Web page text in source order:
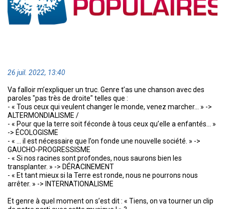
26 juil. 2022, 13:40
Va falloir m’expliquer un truc. Genre t’as une chanson avec des
paroles "pas très de droite" telles que :
- « Tous ceux qui veulent changer le monde, venez marcher… » ->
ALTERMONDIALISME /
- « Pour que la terre soit féconde à tous ceux qu’elle a enfantés… »
-> ÉCOLOGISME
- « … il est nécessaire que l’on fonde une nouvelle société. » ->
GAUCHO-PROGRESSISME
- « Si nos racines sont profondes, nous saurons bien les
transplanter. » -> DÉRACINEMENT
- « Et tant mieux si la Terre est ronde, nous ne pourrons nous
arrêter. » -> INTERNATIONALISME
Et genre à quel moment on s’est dit : « Tiens, on va tourner un clip